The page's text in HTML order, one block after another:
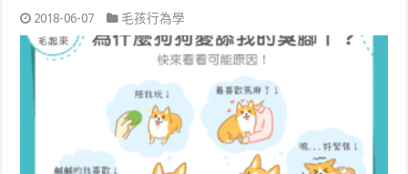
2018-06-07 毛孩行為學